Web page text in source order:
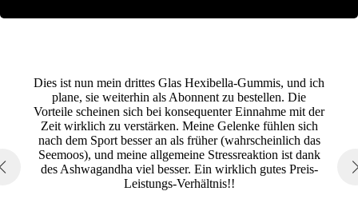
Dies ist nun mein drittes Glas Hexibella-Gummis, und ich
plane, sie weiterhin als Abonnent zu bestellen. Die
Vorteile scheinen sich bei konsequenter Einnahme mit der
Zeit wirklich zu verstärken. Meine Gelenke fühlen sich
nach dem Sport besser an als früher (wahrscheinlich das
Seemoos), und meine allgemeine Stressreaktion ist dank
des Ashwagandha viel besser. Ein wirklich gutes Preis-
Leistungs-Verhältnis!!